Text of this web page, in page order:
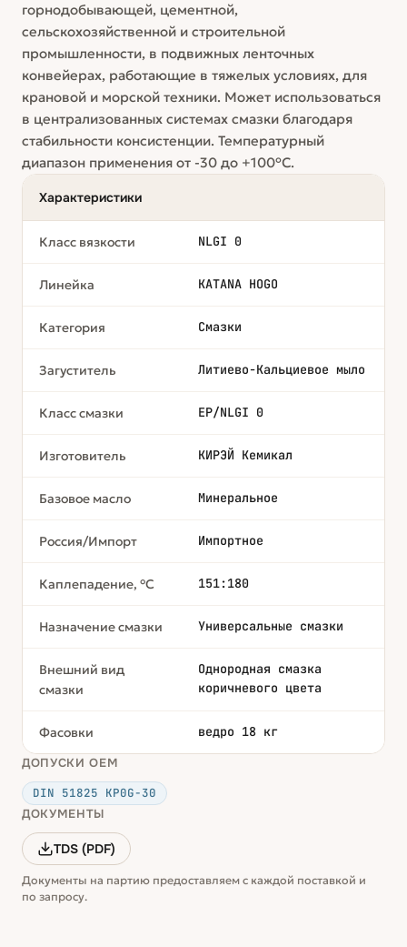
горнодобывающей, цементной,
сельскохозяйственной и строительной
промышленности, в подвижных ленточных
конвейерах, работающие в тяжелых условиях, для
крановой и морской техники. Может использоваться
в централизованных системах смазки благодаря
стабильности консистенции. Температурный
диапазон применения от -30 до +100°C.
Характеристики
Класс вязкости NLGI 0
Линейка KATANA HOGO
Категория Смазки
Загуститель Литиево-Кальциевое мыло
Класс смазки EP/NLGI 0
Изготовитель КИРЭЙ Кемикал
Базовое масло Минеральное
Россия/Импорт Импортное
Каплепадение, °С 151:180
Назначение смазки Универсальные смазки
Внешний вид
смазки
Однородная смазка
коричневого цвета
Фасовки ведро 18 кг
ДОПУСКИ OEM
DIN 51825 KP0G-30
ДОКУМЕНТЫ
TDS (PDF)
Документы на партию предоставляем с каждой поставкой и
по запросу.